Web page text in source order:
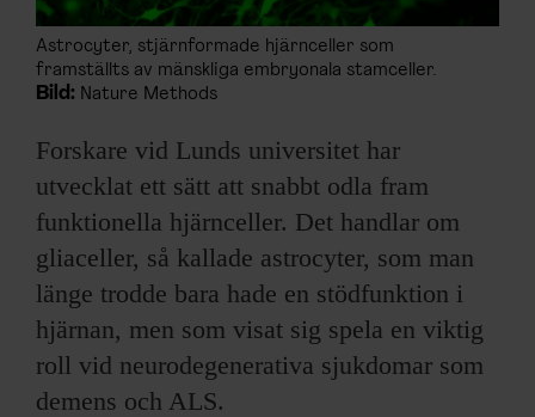
ANNONSERA I F&F
OM F&F
Astrocyter, stjärnformade hjärnceller som
framställts av mänskliga embryonala stamceller.
Bild: Nature Methods
Forskare vid Lunds universitet har
utvecklat ett sätt att snabbt odla fram
funktionella hjärnceller. Det handlar om
gliaceller, så kallade astrocyter, som man
länge trodde bara hade en stödfunktion i
hjärnan, men som visat sig spela en viktig
roll vid neurodegenerativa sjukdomar som
demens och ALS.